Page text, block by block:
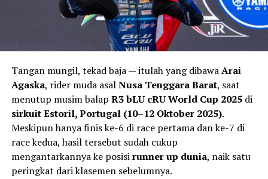
Tangan mungil, tekad baja — itulah yang dibawaArai
Agaska, rider muda asalNusa Tenggara Barat, saat
menutup musim balap R3 bLU cRU World Cup 2025di
sirkuit Estoril, Portugal (10–12 Oktober 2025).
Meskipun hanya finis ke-6 di race pertama dan ke-7 di
race kedua, hasil tersebut sudah cukup
mengantarkannya ke posisirunner up dunia, naik satu
peringkat dari klasemen sebelumnya.